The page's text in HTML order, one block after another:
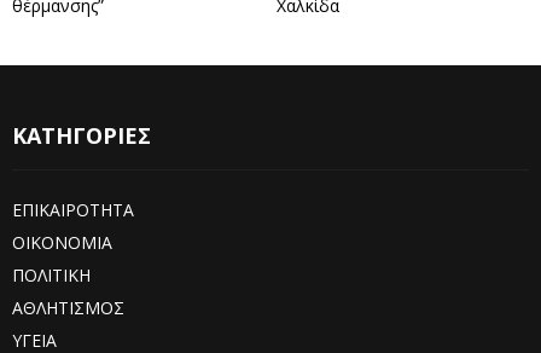
θέρμανσης”
Χαλκίδα
ΚΑΤΗΓΟΡΙΕΣ
ΕΠΙΚΑΙΡΟΤΗΤΑ
ΟΙΚΟΝΟΜΙΑ
ΠΟΛΙΤΙΚΗ
ΑΘΛΗΤΙΣΜΟΣ
ΥΓΕΙΑ